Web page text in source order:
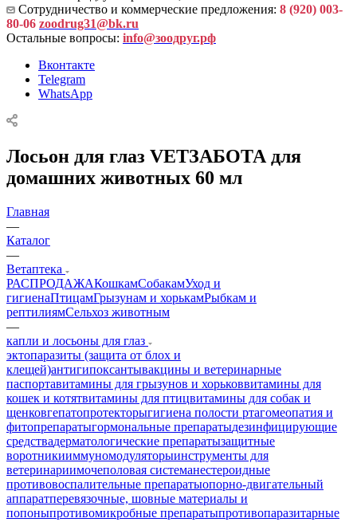
Сотрудничество и коммерческие предложения: 8 (920) 003-
80-06 zoodrug31@bk.ru
Остальные вопросы: info@зоодруг.рф
Вконтакте
Telegram
WhatsApp
Лосьон для глаз VETЗАБОТА для
домашних животных 60 мл
Главная
—
Каталог
—
Ветаптека
РАСПРОДАЖАКошкамСобакамУход и
гигиенаПтицамГрызунам и хорькамРыбкам и
рептилиямСельхоз животным
—
капли и лосьоны для глаз
эктопаразиты (защита от блох и
клещей)антигипоксантывакцины и ветеринарные
паспортавитамины для грызунов и хорьковвитамины для
кошек и котятвитамины для птицвитамины для собак и
щенковгепатопротекторыгигиена полости ртагомеопатия и
фитопрепаратыгормональные препаратыдезинфицирующие
средствадерматологические препаратызащитные
воротникииммуномодуляторыинструменты для
ветеринариимочеполовая системанестероидные
противовоспалительные препаратыопорно-двигательный
аппаратперевязочные, шовные материалы и
попоныпротивомикробные препаратыпротивопаразитарные